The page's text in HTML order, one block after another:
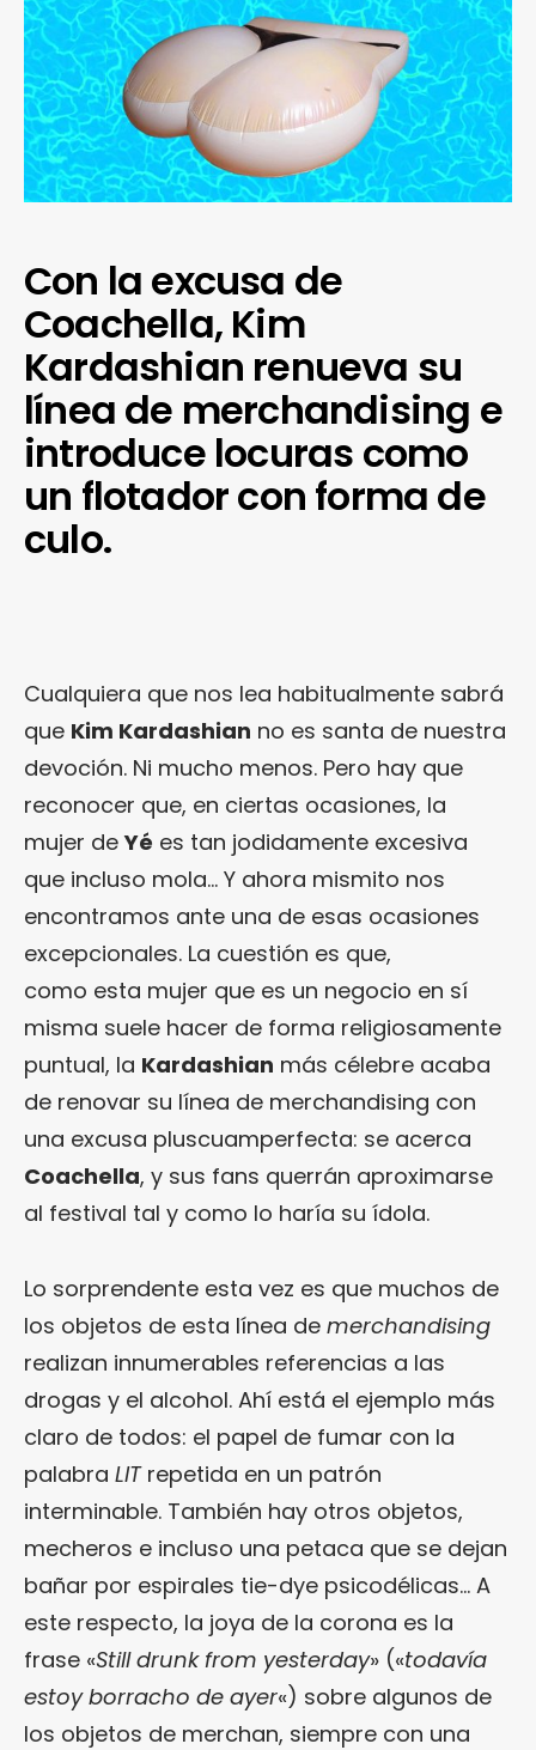
Con la excusa de
Coachella, Kim
Kardashian renueva su
línea de merchandising e
introduce locuras como
un flotador con forma de
culo.
Cualquiera que nos lea habitualmente sabrá
que Kim Kardashian no es santa de nuestra
devoción. Ni mucho menos. Pero hay que
reconocer que, en ciertas ocasiones, la
mujer deYé es tan jodidamente excesiva
que incluso mola… Y ahora mismito nos
encontramos ante una de esas ocasiones
excepcionales. La cuestión es que,
como esta mujer que es un negocio en sí
misma suele hacer de forma religiosamente
puntual, la Kardashian más célebre acaba
de renovar su línea de merchandising con
una excusa pluscuamperfecta: se acerca
Coachella, y sus fans querrán aproximarse
al festival tal y como lo haría su ídola.
Lo sorprendente esta vez es que muchos de
los objetos de esta línea de merchandising
realizan innumerables referencias a las
drogas y el alcohol. Ahí está el ejemplo más
claro de todos: el papel de fumar con la
palabra LITrepetida en un patrón
interminable. También hay otros objetos,
mecheros e incluso una petaca que se dejan
bañar por espirales tie-dye psicodélicas… A
este respecto, la joya de la corona es la
frase «Still drunk from yesterday» («todavía
estoy borracho de ayer«) sobre algunos de
los objetos de merchan, siempre con una